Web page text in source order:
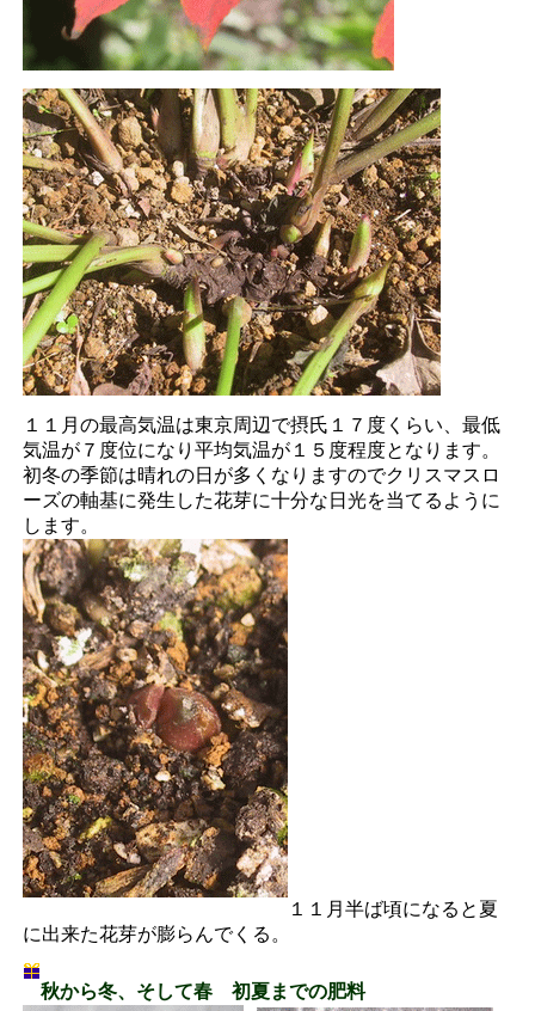
１１月の最高気温は東京周辺で摂氏１７度くらい、最低
気温が７度位になり平均気温が１５度程度となります。
初冬の季節は晴れの日が多くなりますのでクリスマスロ
ーズの軸基に発生した花芽に十分な日光を当てるように
します。
１１月半ば頃になると夏
に出来た花芽が膨らんでくる。
秋から冬、そして春 初夏までの肥料